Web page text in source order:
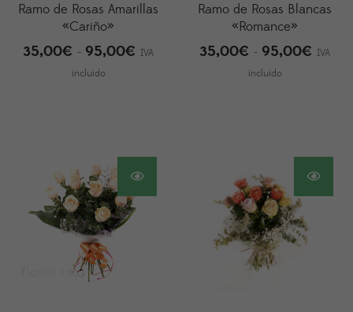
Ramo de Rosas Amarillas
«Cariño»
35,00€ - 95,00€ Rango
hasta
95,00€
IVA
incluido
Ramo de Rosas Blancas
«Romance»
35,00€ - 95,00€ Rango
hasta
IVA
incluido